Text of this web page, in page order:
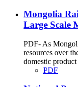
Mongolia
Large Scale
PDF- As
resources over
domestic
PDF